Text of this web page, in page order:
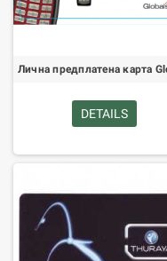
DETAILS